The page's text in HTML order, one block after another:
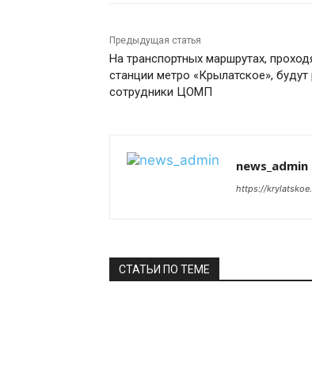
Предыдущая статья
На транспортных маршрутах,
станции метро «Крылатское», будут
сотрудники ЦОМП
news_admin
https://
СТАТЬИ ПО ТЕМЕ